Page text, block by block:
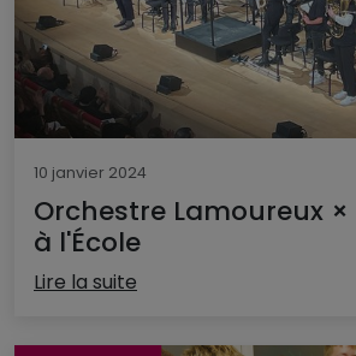
10 janvier 2024
Orchestre Lamoureux
à l'École
Lire la suite